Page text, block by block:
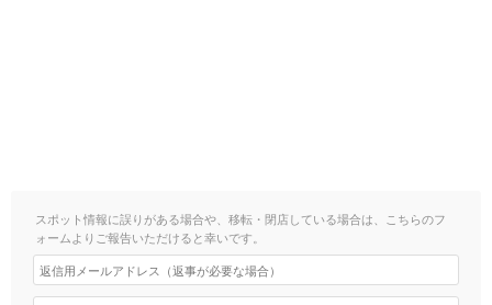
スポット情報に誤りがある場合や、移転・閉店している場合は、こちらのフ
ォームよりご報告いただけると幸いです。